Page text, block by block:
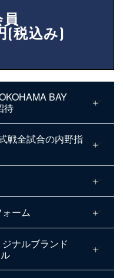
(税込み)
BAY
待
戦全試合の内野指
ーム
ナルブランド